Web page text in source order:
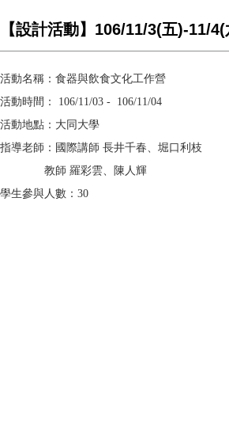
【設計活動】106/11/3(五)-11/
活動名稱：食器與飲食文化工作營
活動時間：
106/11/03 - 106/11/04
活動地點：大同大學
指導老師：國際講師 長井千春、堀口利枝
教師 羅彩雲、陳人輝
學生參與人數： 30